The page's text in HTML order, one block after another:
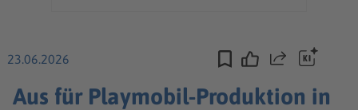
23.06.2026 Teilen
Aus für Playmobil-Produktion in